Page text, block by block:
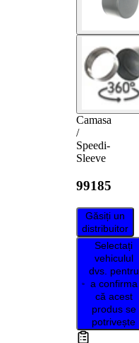
Camasa
/
Speedi-
Sleeve
99185
Găsiți un
distribuitor
Selectați
vehiculul
dvs. pentru
a confirma
că acest
produs se
potrivește